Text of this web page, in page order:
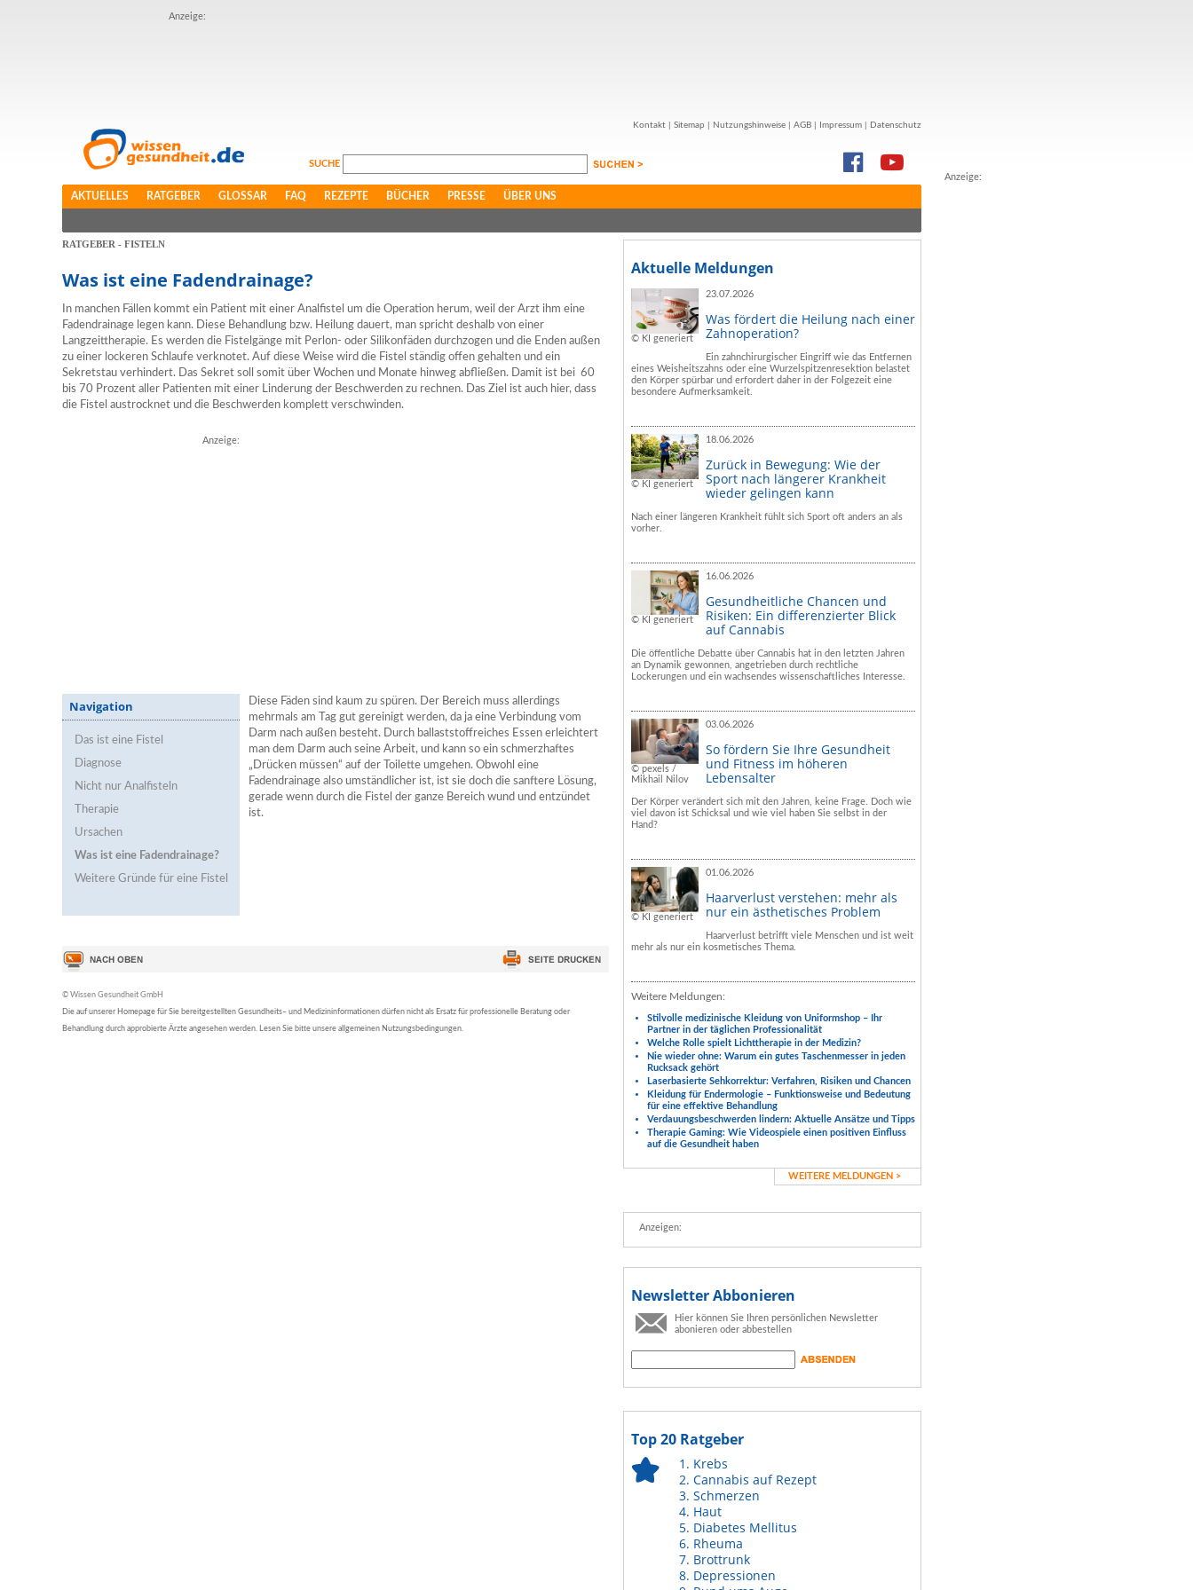
Anzeige:
Anzeige:
Kontakt Sitemap Nutzungshinweise AGB Impressum Datenschutz
SUCHE
AKTUELLES RATGEBER GLOSSAR FAQ REZEPTE BÜCHER PRESSE ÜBER UNS
RATGEBER - FISTELN
Was ist eine Fadendrainage?
In manchen Fällen kommt ein Patient mit einer Analfistel um die Operation herum, weil der Arzt ihm eine
Fadendrainage legen kann. Diese Behandlung bzw. Heilung dauert, man spricht deshalb von einer
Langzeittherapie. Es werden die Fistelgänge mit Perlon- oder Silikonfäden durchzogen und die Enden außen
zu einer lockeren Schlaufe verknotet. Auf diese Weise wird die Fistel ständig offen gehalten und ein
Sekretstau verhindert. Das Sekret soll somit über Wochen und Monate hinweg abfließen. Damit ist bei 60
bis 70 Prozent aller Patienten mit einer Linderung der Beschwerden zu rechnen. Das Ziel ist auch hier, dass
die Fistel austrocknet und die Beschwerden komplett verschwinden.
Anzeige:
Navigation
Das ist eine Fistel
Diagnose
Nicht nur Analfisteln
Therapie
Ursachen
Was ist eine Fadendrainage?
Weitere Gründe für eine Fistel
Diese Fäden sind kaum zu spüren. Der Bereich muss allerdings
mehrmals am Tag gut gereinigt werden, da ja eine Verbindung vom
Darm nach außen besteht. Durch ballaststoffreiches Essen erleichtert
man dem Darm auch seine Arbeit, und kann so ein schmerzhaftes
„Drücken müssen“ auf der Toilette umgehen. Obwohl eine
Fadendrainage also umständlicher ist, ist sie doch die sanftere Lösung,
gerade wenn durch die Fistel der ganze Bereich wund und entzündet
ist.
© Wissen Gesundheit GmbH
Die auf unserer Homepage für Sie bereitgestellten Gesundheits– und Medizininformationen dürfen nicht als Ersatz für professionelle Beratung oder
Behandlung durch approbierte Ärzte angesehen werden. Lesen Sie bitte unsere allgemeinen Nutzungsbedingungen.
Aktuelle Meldungen
© KI generiert
23.07.2026
Was fördert die Heilung nach einer
Zahnoperation?
Ein zahnchirurgischer Eingriff wie das Entfernen
eines Weisheitszahns oder eine Wurzelspitzenresektion belastet
den Körper spürbar und erfordert daher in der Folgezeit eine
besondere Aufmerksamkeit.
© KI generiert
18.06.2026
Zurück in Bewegung: Wie der
Sport nach längerer Krankheit
wieder gelingen kann
Nach einer längeren Krankheit fühlt sich Sport oft anders an als
vorher.
© KI generiert
16.06.2026
Gesundheitliche Chancen und
Risiken: Ein differenzierter Blick
auf Cannabis
Die öffentliche Debatte über Cannabis hat in den letzten Jahren
an Dynamik gewonnen, angetrieben durch rechtliche
Lockerungen und ein wachsendes wissenschaftliches Interesse.
© pexels /
Mikhail Nilov
03.06.2026
So fördern Sie Ihre Gesundheit
und Fitness im höheren
Lebensalter
Der Körper verändert sich mit den Jahren, keine Frage. Doch wie
viel davon ist Schicksal und wie viel haben Sie selbst in der
Hand?
© KI generiert
01.06.2026
Haarverlust verstehen: mehr als
nur ein ästhetisches Problem
Haarverlust betrifft viele Menschen und ist weit
mehr als nur ein kosmetisches Thema.
Weitere Meldungen:
Stilvolle medizinische Kleidung von Uniformshop – Ihr
Partner in der täglichen Professionalität
Welche Rolle spielt Lichttherapie in der Medizin?
Nie wieder ohne: Warum ein gutes Taschenmesser in jeden
Rucksack gehört
Laserbasierte Sehkorrektur: Verfahren, Risiken und Chancen
Kleidung für Endermologie – Funktionsweise und Bedeutung
für eine effektive Behandlung
Verdauungsbeschwerden lindern: Aktuelle Ansätze und Tipps
Therapie Gaming: Wie Videospiele einen positiven Einfluss
auf die Gesundheit haben
WEITERE MELDUNGEN >
Anzeigen:
Newsletter Abbonieren
Hier können Sie Ihren persönlichen Newsletter
abonieren oder abbestellen
Top 20 Ratgeber
Krebs
Cannabis auf Rezept
Schmerzen
Haut
Diabetes Mellitus
Rheuma
Brottrunk
Depressionen